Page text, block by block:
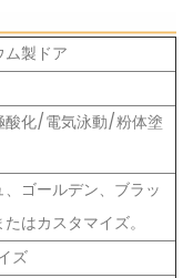
製ドア
酸化/電気泳動/粉体塗
ゴールデン、ブラッ
はカスタマイズ。
ズ